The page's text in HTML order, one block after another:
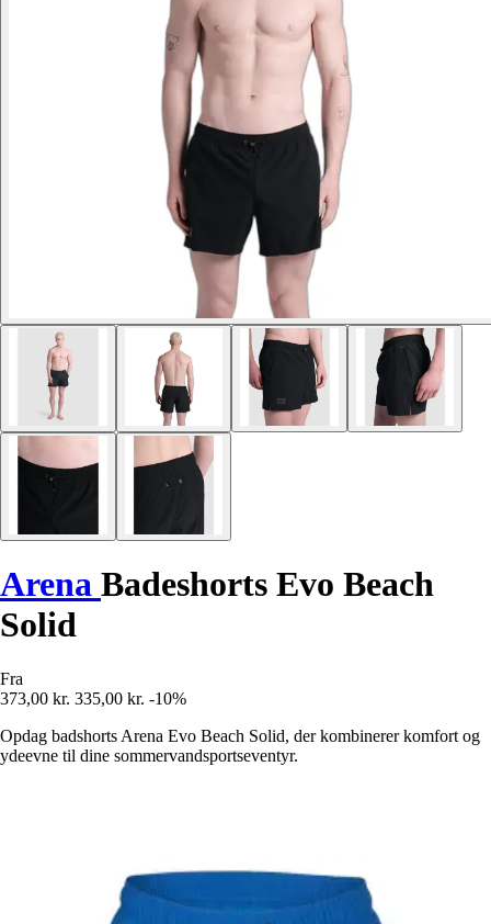
Arena Badeshorts Evo Beach
Solid
Fra
373,00 kr. 335,00 kr. -10%
Opdag badshorts Arena Evo Beach Solid, der kombinerer komfort og
ydeevne til dine sommervandsportseventyr.